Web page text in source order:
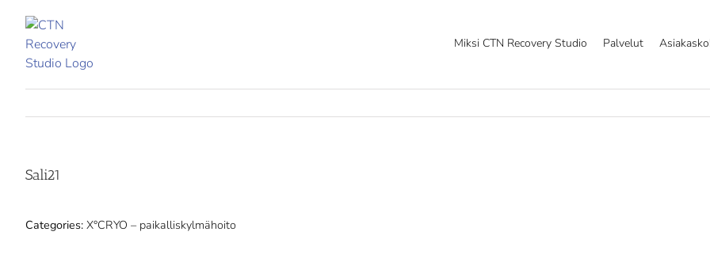
content
Miksi CTN Recovery Studio Palvelut
Sali21
Categories: X°CRYO – paikalliskylmähoito